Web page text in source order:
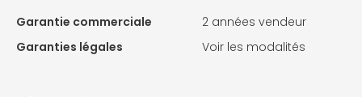
Garantie commerciale
2 années vendeur
Garanties légales
Voir les modalités